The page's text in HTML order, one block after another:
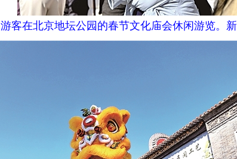
游客在北京地坛公园的春节文化庙会休闲游览。